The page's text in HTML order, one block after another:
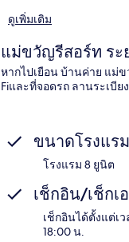
ดูเพิ่มเติม
แม่ขวัญรีสอร์ท ระ
หากไปเยือน บ้านค่าย แม่
Fiและที่จอดรถ ลานระเบี
ขนาดโรงแรม
โรงแรม 8 ยูนิต
เช็กอิน/เช็กเ
เช็กอินได้ตั้งแต่เ
18:00 น.